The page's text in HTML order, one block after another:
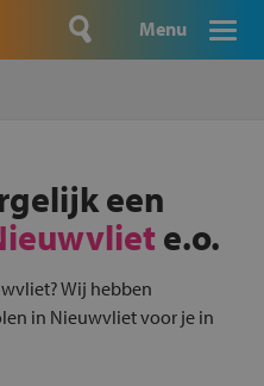
Menu
een
e.o.
Wij hebben
in Nieuwvliet voor je in